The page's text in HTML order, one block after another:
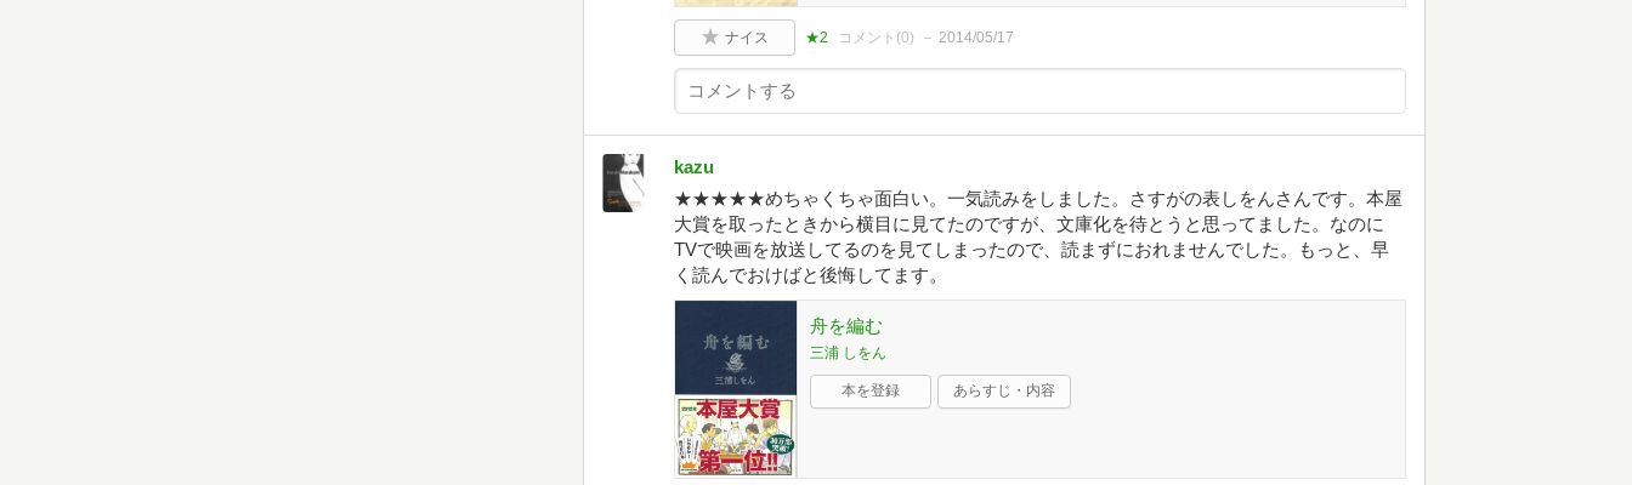
ナイス ★2 コメント(0) 2014/05/17
kazu
★★★★★めちゃくちゃ面白い。一気読みをしました。さすがの表しをんさんです。本屋
大賞を取ったときから横目に見てたのですが、文庫化を待とうと思ってました。なのに
TVで映画を放送してるのを見てしまったので、読まずにおれませんでした。もっと、早
く読んでおけばと後悔してます。
舟を編む
三浦 しをん
本を登録 あらすじ・内容